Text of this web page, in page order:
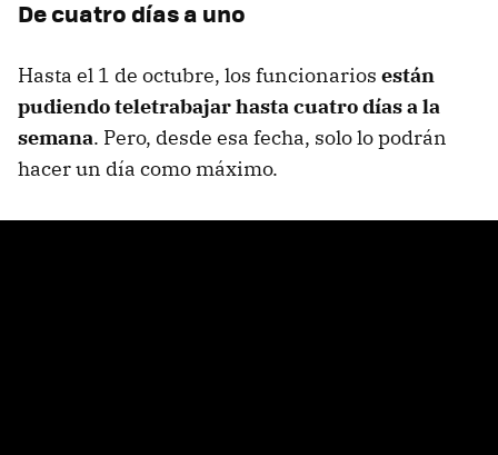
De cuatro días a uno
Hasta el 1 de octubre, los funcionarios están
pudiendo teletrabajar hasta cuatro días a la
semana. Pero, desde esa fecha, solo lo podrán
hacer un día como máximo.